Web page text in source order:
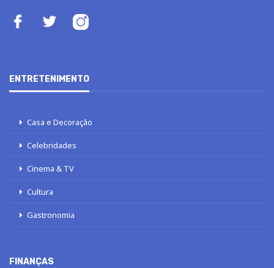
ENTRETENIMENTO
Casa e Decoração
Celebridades
Cinema & TV
Cultura
Gastronomia
FINANÇAS